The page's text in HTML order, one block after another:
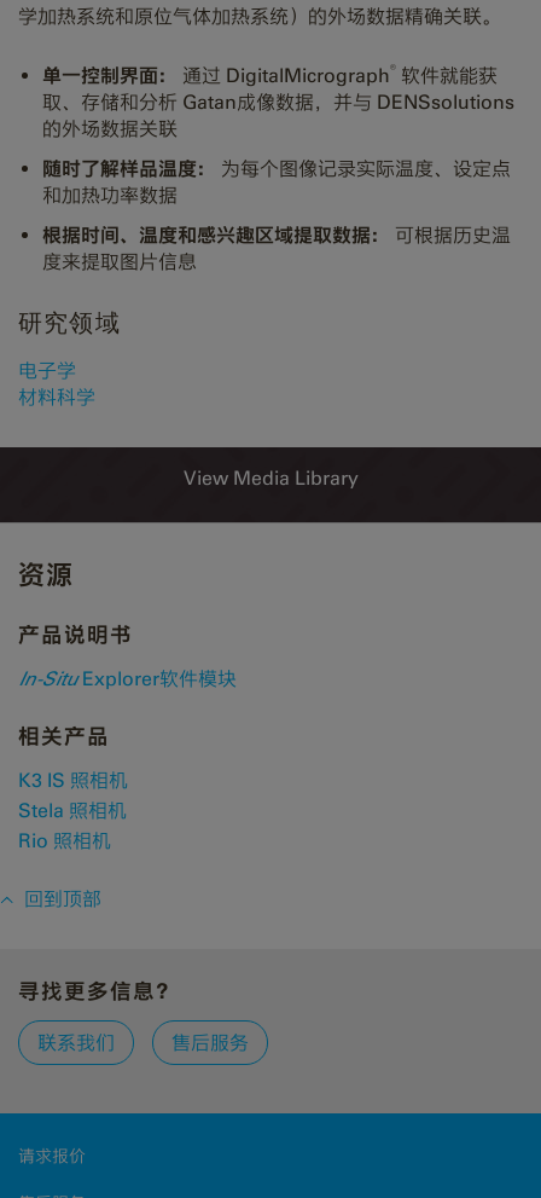
学加热系统和原位气体加热系统）的外场数据精确关联。
单一控制界面： 通过 DigitalMicrograph® 软件就能获
取、存储和分析 Gatan成像数据，并与 DENSsolutions
的外场数据关联
随时了解样品温度：
为每个图像记录实际温度、设定点
和加热功率数据
根据时间、温度和感兴趣区域提取数据：
可根据历史温
度来提取图片信息
研究领域
电子学
材料科学
View Media Library
资源
产品说明书
In-SituExplorer软件模块
相关产品
K3 IS 照相机
Stela 照相机
Rio​ 照相机
回到顶部
寻找更多信息？
联系我们 售后服务
请求报价